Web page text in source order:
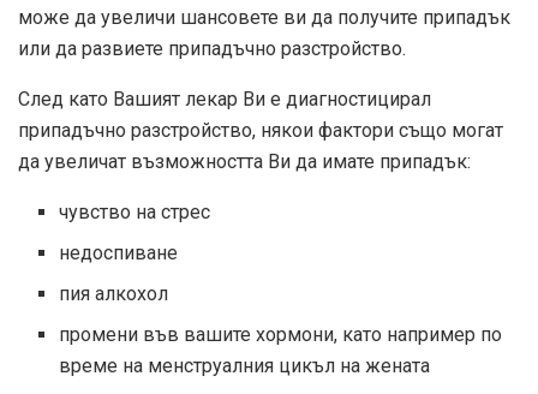
може да увеличи шансовете ви да получите припадък
или да развиете припадъчно разстройство.
След като Вашият лекар Ви е диагностицирал
припадъчно разстройство, някои фактори също могат
да увеличат възможността Ви да имате припадък:
чувство на стрес
недоспиване
пия алкохол
промени във вашите хормони, като например по
време на менструалния цикъл на жената